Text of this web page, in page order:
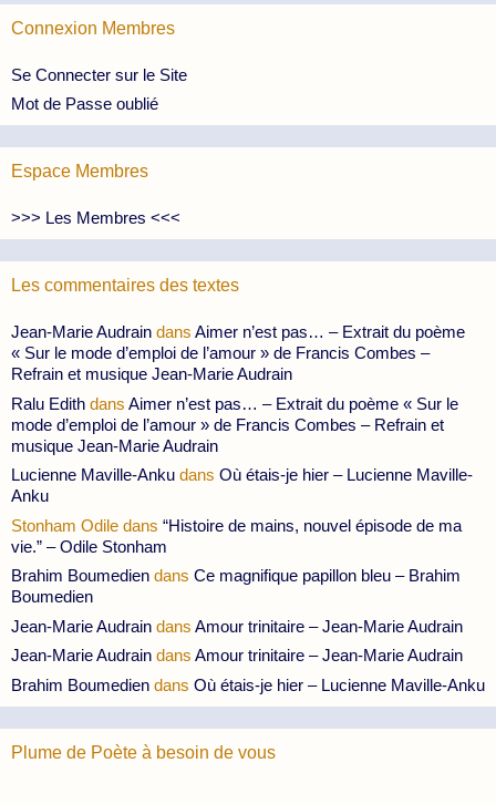
Connexion Membres
Se Connecter sur le Site
Mot de Passe oublié
Espace Membres
>>> Les Membres <<<
Les commentaires des textes
Jean-Marie Audrain dans Aimer n’est pas… – Extrait du poème
« Sur le mode d’emploi de l’amour » de Francis Combes –
Refrain et musique Jean-Marie Audrain
Ralu Edith dans Aimer n’est pas… – Extrait du poème « Sur le
mode d’emploi de l’amour » de Francis Combes – Refrain et
musique Jean-Marie Audrain
Lucienne Maville-Anku dans Où étais-je hier – Lucienne Maville-
Anku
Stonham Odile dans “Histoire de mains, nouvel épisode de ma
vie.” – Odile Stonham
Brahim Boumedien dans Ce magnifique papillon bleu – Brahim
Boumedien
Jean-Marie Audrain dans Amour trinitaire – Jean-Marie Audrain
Jean-Marie Audrain dans Amour trinitaire – Jean-Marie Audrain
Brahim Boumedien dans Où étais-je hier – Lucienne Maville-Anku
Plume de Poète à besoin de vous